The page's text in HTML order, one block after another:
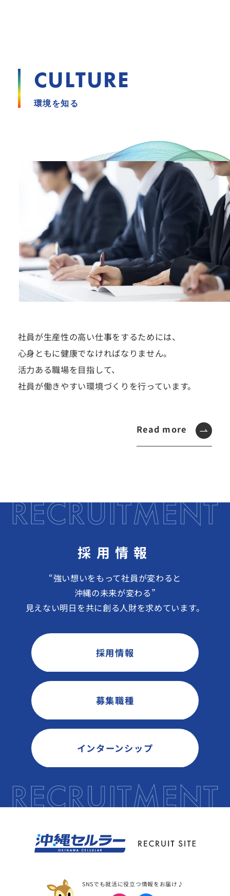
CULTURE
環境を知る
社員が生産性の高い仕事をするためには、
心身ともに健康でなければなりません。
活力ある職場を目指して、
社員が働きやすい環境づくりを行っています。
Read more
採用情報
“強い想いをもって社員が変わると
沖縄の未来が変わる”
見えない明日を共に創る人財を求めています。
採用情報
募集職種
インターンシップ
SNSでも就活に役立つ情報をお届け♪